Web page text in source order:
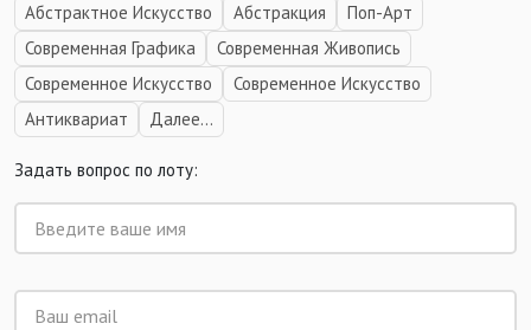
Абстрактное Искусство Абстракция
Поп-Арт
Современная Графика
Современная Живопись
Современное Искусство
Современное Искусство
Антиквариат
Далее...
Задать вопрос по лоту: